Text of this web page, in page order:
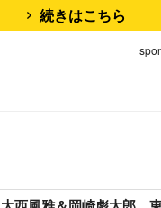
続きはこちら